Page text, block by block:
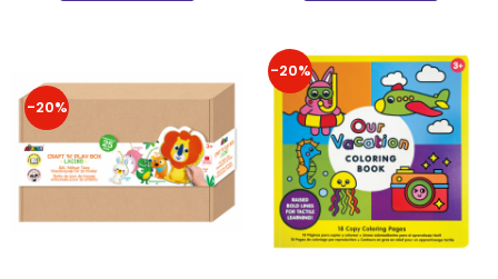
-20%
-20%